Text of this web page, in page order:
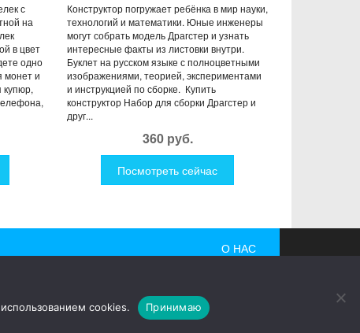
с
на
в цвет
одно
монет и
купюр,
Конструктор погружает ребёнка в мир науки,
технологий и математики. Юные инженеры
могут собрать модель Драгстер и узнать
интересные факты из листовки внутри.
Буклет на русском языке с полноцветными
изображениями, теорией, экспериментами
и инструкцией по сборке. Купить
конструктор Набор для сборки Драгстер и
друг...
360 руб.
Посмотреть сейчас
О НАС
причудливые дизайнерские разработки,
cookies.
Принимаю